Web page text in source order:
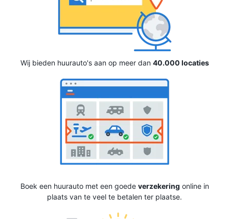
Wij bieden huurauto's aan op meer dan 40.000 locaties
Boek een huurauto met een goede verzekering online in
plaats van te veel te betalen ter plaatse.